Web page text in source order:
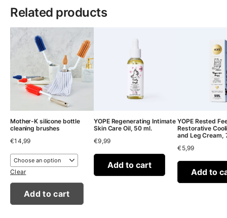
Related products
Mother-K silicone bottle
cleaning brushes
€14,99
Clear
Add to cart
YOPE Regenerating Intimate
Skin Care Oil, 50 ml.
€9,99
Add to cart
YOPE Rested
Restorative
and Leg Cream,
€ 5,99
Add to